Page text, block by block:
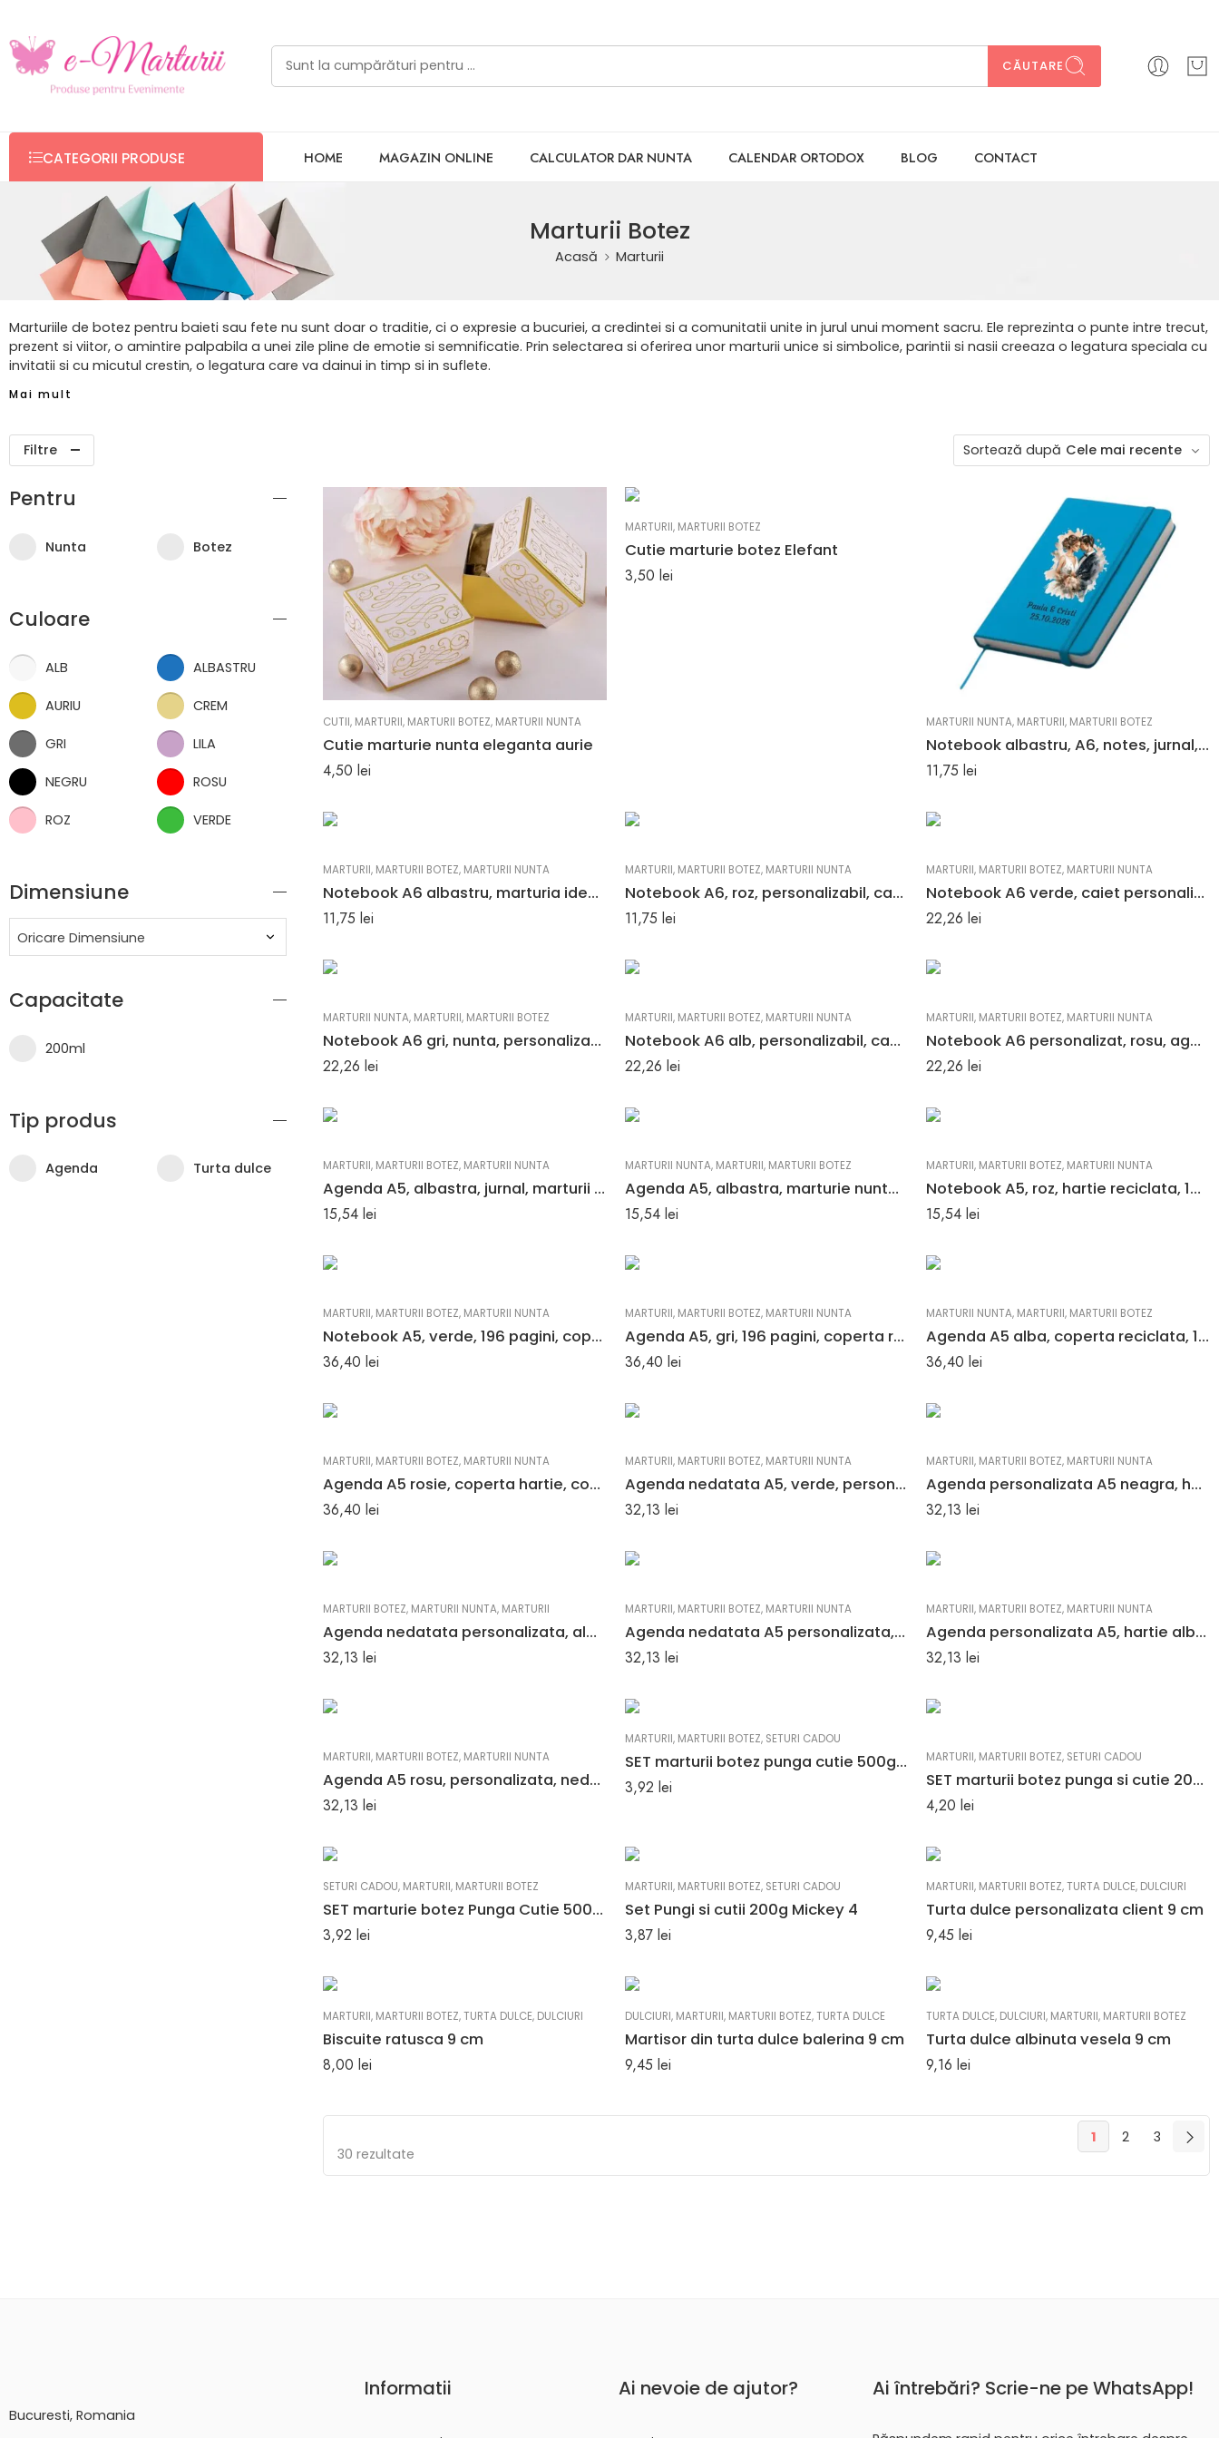
CĂUTARE
CATEGORII PRODUSE HOME MAGAZIN ONLINE CALCULATOR DAR NUNTA CALENDAR ORTODOX BLOG CONTACT
Marturii Botez
Acasă Marturii
Marturiile de botez pentru baieti sau fete nu sunt doar o traditie, ci o expresie a bucuriei, a credintei si a comunitatii unite in jurul unui moment sacru. Ele reprezinta o punte intre trecut,
prezent si viitor, o amintire palpabila a unei zile pline de emotie si semnificatie. Prin selectarea si oferirea unor marturii unice si simbolice, parintii si nasii creeaza o legatura speciala cu
invitatii si cu micutul crestin, o legatura care va dainui in timp si in suflete.
Mai mult
Filtre Sortează după Cele mai recente
CUTII, MARTURII, MARTURII BOTEZ, MARTURII NUNTA
Cutie marturie nunta eleganta aurie
4,50 lei
MARTURII, MARTURII BOTEZ
Cutie marturie botez Elefant
3,50 lei
MARTURII NUNTA, MARTURII, MARTURII BOTEZ
Notebook albastru, A6, notes, jurnal, agenda, marturie
11,75lei
MARTURII, MARTURII BOTEZ, MARTURII NUNTA
Notebook A6 albastru, marturia ideala, personalizat, nunta sau botez
11,75 lei
MARTURII, MARTURII BOTEZ, MARTURII NUNTA
Notebook A6, roz, personalizabil, cadou de colectie
11,75 lei
MARTURII, MARTURII BOTEZ, MARTURII NUNTA
Notebook A6 verde, caiet personalizat, jurnal, marturie
22,26lei
MARTURII NUNTA, MARTURII, MARTURII BOTEZ
Notebook A6 gri, nunta, personalizat, 196 pagini, cadou ecologic
22,26 lei
MARTURII, MARTURII BOTEZ, MARTURII NUNTA
Notebook A6 alb, personalizabil, cadou deosebit
22,26 lei
MARTURII, MARTURII BOTEZ, MARTURII NUNTA
Notebook A6 personalizat, rosu, agenda, cadou, amintire unica
22,26lei
MARTURII, MARTURII BOTEZ, MARTURII NUNTA
Agenda A5, albastra, jurnal, marturii nunta, botez
15,54 lei
MARTURII NUNTA, MARTURII, MARTURII BOTEZ
Agenda A5, albastra, marturie nunta, botez
15,54 lei
MARTURII, MARTURII BOTEZ, MARTURII NUNTA
Notebook A5, roz, hartie reciclata, 196 pagini, coperta personalizabila
15,54lei
MARTURII, MARTURII BOTEZ, MARTURII NUNTA
Notebook A5, verde, 196 pagini, coperta reciclata
36,40 lei
MARTURII, MARTURII BOTEZ, MARTURII NUNTA
Agenda A5, gri, 196 pagini, coperta reciclata
36,40 lei
MARTURII NUNTA, MARTURII, MARTURII BOTEZ
Agenda A5 alba, coperta reciclata, 196 pagini, personalizat
36,40lei
MARTURII, MARTURII BOTEZ, MARTURII NUNTA
Agenda A5 rosie, coperta hartie, coperta solida
36,40 lei
MARTURII, MARTURII BOTEZ, MARTURII NUNTA
Agenda nedatata A5, verde, personalizata
32,13 lei
MARTURII, MARTURII BOTEZ, MARTURII NUNTA
Agenda personalizata A5 neagra, hartie ivoire, nedatata
32,13lei
MARTURII BOTEZ, MARTURII NUNTA, MARTURII
Agenda nedatata personalizata, albastru, A5, cadou
32,13 lei
MARTURII, MARTURII BOTEZ, MARTURII NUNTA
Agenda nedatata A5 personalizata, lila, agenda nedatata
32,13 lei
MARTURII, MARTURII BOTEZ, MARTURII NUNTA
Agenda personalizata A5, hartie alba neliniata, flexibila, fara data
32,13lei
MARTURII, MARTURII BOTEZ, MARTURII NUNTA
Agenda A5 rosu, personalizata, nedatata
32,13 lei
MARTURII, MARTURII BOTEZ, SETURI CADOU
SET marturii botez punga cutie 500g Minnie 2
3,92 lei
MARTURII, MARTURII BOTEZ, SETURI CADOU
SET marturii botez punga si cutie 200g Minnie 4
4,20lei
SETURI CADOU, MARTURII, MARTURII BOTEZ
SET marturie botez Punga Cutie 500gr Mickey 2
3,92 lei
MARTURII, MARTURII BOTEZ, SETURI CADOU
Set Pungi si cutii 200g Mickey 4
3,87 lei
MARTURII, MARTURII BOTEZ,TURTA DULCE, DULCIURI
Turta dulce personalizata client 9 cm
9,45lei
MARTURII, MARTURII BOTEZ,TURTA DULCE, DULCIURI
Biscuite ratusca 9 cm
8,00 lei
DULCIURI, MARTURII, MARTURII BOTEZ,TURTA DULCE
Martisor din turta dulce balerina 9 cm
9,45 lei
TURTA DULCE, DULCIURI, MARTURII, MARTURII BOTEZ
Turta dulce albinuta vesela 9 cm
9,16lei
30 rezultate
1 2 3
Pentru
Nunta Botez
Culoare
ALB ALBASTRU
AURIU CREM
GRI LILA
NEGRU ROSU
ROZ VERDE
Dimensiune
Oricare Dimensiune
Capacitate
200ml
Tip produs
Agenda Turta dulce
Bucuresti, Romania
Informatii Ai nevoie de ajutor? Ai întrebări? Scrie-ne pe WhatsApp!